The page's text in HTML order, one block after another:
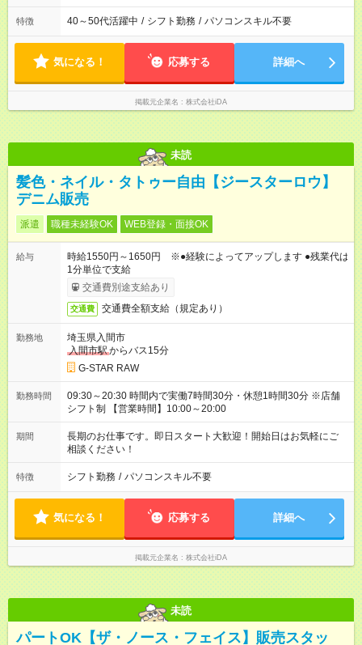
特徴 40～50代活躍中 / シフト勤務 / パソコンスキル不要
気になる！ 応募する 詳細へ
掲載元企業名 株式会社iDA
未読
髪色・ネイル・タトゥー自由【ジースターロウ】
デニム販売
派遣 職種未経験OK WEB登録・面接OK
給与
時給1550円～1650円 ※●経験によってアップします ●残業代は
1分単位で支給
交通費別途支給あり
交通費 交通費全額支給（規定あり）
勤務地
埼玉県入間市
入間市駅からバス15分
G-STAR RAW
勤務時間
09:30～20:30 時間内で実働7時間30分・休憩1時間30分 ※店舗
シフト制 【営業時間】10:00～20:00
期間
長期のお仕事です。即日スタート大歓迎！開始日はお気軽にご
相談ください！
特徴 シフト勤務 / パソコンスキル不要
気になる！ 応募する 詳細へ
掲載元企業名 株式会社iDA
未読
パートOK【ザ・ノース・フェイス】販売スタッ